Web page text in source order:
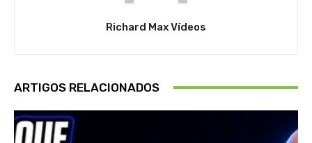
Richard Max Vídeos
ARTIGOS RELACIONADOS